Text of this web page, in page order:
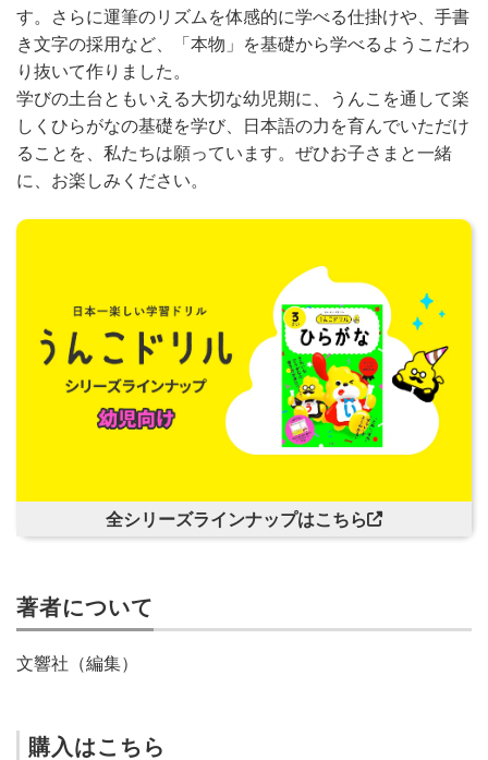
す。さらに運筆のリズムを体感的に学べる仕掛けや、手書
き文字の採用など、「本物」を基礎から学べるようこだわ
り抜いて作りました。
学びの土台ともいえる大切な幼児期に、うんこを通して楽
しくひらがなの基礎を学び、日本語の力を育んでいただけ
ることを、私たちは願っています。ぜひお子さまと一緒
に、お楽しみください。
全シリーズラインナップはこちら
著者について
文響社（編集）
購入はこちら